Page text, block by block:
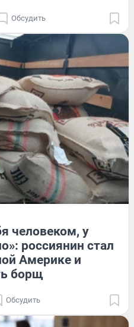
Обсудить
человеком, у
россиянин стал
Америке и
борщ
Обсудить